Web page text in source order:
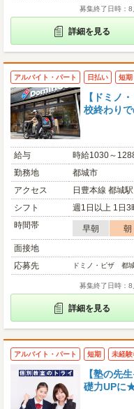
募集終了日時：8
詳細を見る
アルバイト・パート 日払い 短期
【ドミノ
校終わり
給与
時給1030～
勤務地
都城市
アクセス
日豊本線 都城
シフト
週1日以上 1日3
時間帯
早朝 朝
面接地
応募先
ドミノ・ピザ 都
募集終了日時：8
詳細を見る
アルバイト・パート 短期 未経験
【塾の先
礎力UPに